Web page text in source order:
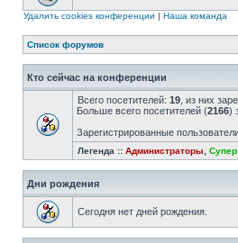
Удалить cookies конференции | Наша команда
Список форумов
Кто сейчас на конференции
Всего посетителей: 19 , из них
Больше всего посетителей (2166)
Зарегистрированные
Легенда :: Администраторы
Дни рождения
Сегодня нет дней рождения.